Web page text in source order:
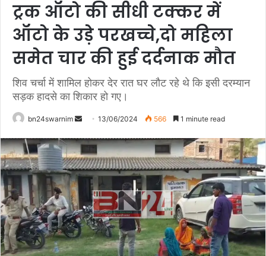
ट्रक ऑटो की सीधी टक्कर में
ऑटो के उड़े परखच्चे,दो महिला
समेत चार की हुई दर्दनाक मौत
शिव चर्चा में शामिल होकर देर रात घर लौट रहे थे कि इसी दरम्यान
सड़क हादसे का शिकार हो गए।
bn24swarnim
n
d
a
e
m
a
13/06/2024 566 1 minute read